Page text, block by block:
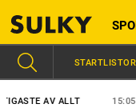
AV ALLT 15:05
STARTLISTOR